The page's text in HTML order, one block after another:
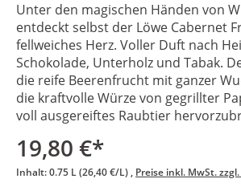
Unter den magischen Händen von
entdeckt selbst der Löwe Cabernet
fellweiches Herz. Voller Duft nach
Schokolade, Unterholz und Tabak.
die reife Beerenfrucht mit ganzer
die kraftvolle Würze von gegrillter
voll ausgereiftes Raubtier
19,80 €*
Inhalt:0.75 L(26,40 €/L) Preise inkl. MwSt.